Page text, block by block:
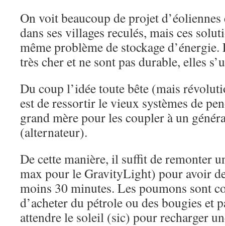
On voit beaucoup de projet
dans ses villages reculés, mais ces
même problème de stockage
très cher et ne sont pas durable, elles
Du coup l’idée toute bête (mais
est de ressortir le vieux systèmes de
grand mère pour les coupler à un
(alternateur).
De cette manière, il suffit de remonter
max pour le GravityLight) pour avoir
moins 30 minutes. Les poumons sont
d’acheter du pétrole ou des bougies et
attendre le soleil (sic) pour recharger